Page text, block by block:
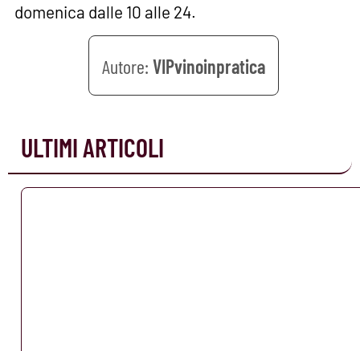
domenica dalle 10 alle 24.
VIPvinoinpratica
ULTIMI ARTICOLI